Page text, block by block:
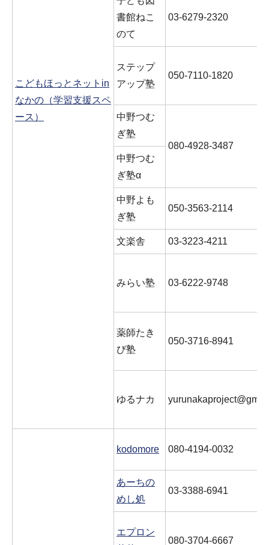
こどもほっとネットin
なかの（学習支援スペ
ース）
書館ねこ
のて
03-6279-2320
ステップ
アップ塾
050-7110-1820
中野つむ
ぎ塾
080-4928-3487
中野つむ
ぎ塾α
中野よも
ぎ塾
050-3563-2114
文楽舎 03-3223-4211
みらい塾 03-6222-9748
薬師たき
び塾
050-3716-8941
ゆるナカ
kodomore 080-4194-0032
あーちの
めし処
03-3388-6941
エプロン
080-3704-6667